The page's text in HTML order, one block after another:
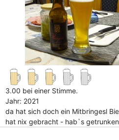
3.00 bei einer Stimme.
Jahr: 2021
da hat sich doch ein Mitbringesl
hat nix gebracht - hab`s